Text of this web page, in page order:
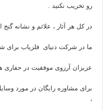
رو تخریب نکنید .
در کل هر آثار ، علائم و نشانه
ما در شرکت دنیای فلزیاب برای
عزیزان آرزوی موفقیت در حفاری
برای مشاوره رایگان در مورد
،